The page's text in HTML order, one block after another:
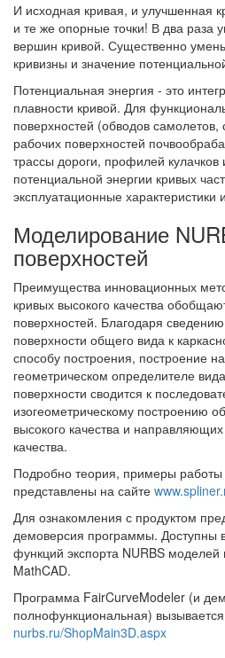
И исходная кривая, и улучшенная
и те же опорные точки! В два раза
вершин кривой. Существенно
кривизны и значение
Потенциальная энергия - это
плавности кривой. Для
поверхностей (обводов самолетов,
рабочих поверхностей
трассы дороги, профилей кулачков
потенциальной энергии кривых
эксплуатационные характеристики
Моделирование
поверхностей
Преимущества инновационных
кривых высокого качества
поверхностей. Благодаря
поверхности общего вида к
способу построения, построение
геометрическом определителе
поверхности сводится к
изогеометрическому построению
высокого качества и
качества.
Подробно теория, примеры
представлены на сайте
Для ознакомления с продуктом
демоверсия программы. Доступны
функций экспорта NURBS
MathCAD.
Программа FairCurveModeler (и
полнофункциональная)
nurbs.ru/ShopMain3D.aspx